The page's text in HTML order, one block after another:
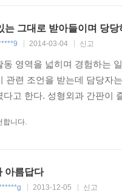
예쁘다고 한다는 것은 옛
살 때부터 엄마가 다이어
한국 사회에서 어떤 위치
하는 그녀들은 식습관 조절
좀 서운했어요. 아빠 눈에
는 그대로 받아들이며 당
2014-03-04 신고
동 영역을 넓히며 경험하는
관련 조언을 받는데 담당자
다고 한다. 성형외과 간판이
합니다.
아름답다
2013-12-05 신고